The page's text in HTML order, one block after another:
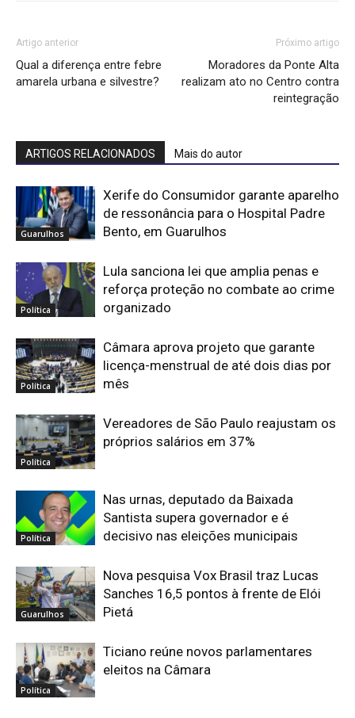
Artigo anterior
Qual a diferença entre febre
amarela urbana e silvestre?
Próximo artigo
Moradores da Ponte Alta
realizam ato no Centro contra
reintegração
ARTIGOS RELACIONADOS Mais do autor
Guarulhos
Xerife do Consumidor garante aparelho
de ressonância para o Hospital Padre
Bento, em Guarulhos
Política
Lula sanciona lei que amplia penas e
reforça proteção no combate ao crime
organizado
Política
Câmara aprova projeto que garante
licença-menstrual de até dois dias por
mês
Política
Vereadores de São Paulo reajustam os
próprios salários em 37%
Política
Nas urnas, deputado da Baixada
Santista supera governador e é
decisivo nas eleições municipais
Guarulhos
Nova pesquisa Vox Brasil traz Lucas
Sanches 16,5 pontos à frente de Elói
Pietá
Política
Ticiano reúne novos parlamentares
eleitos na Câmara